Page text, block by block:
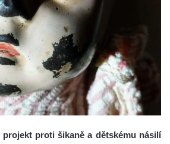
proti šikaně a dětskému násilí